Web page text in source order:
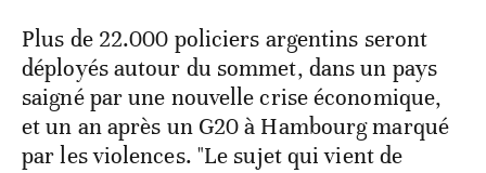
Plus de 22.000 policiers argentins seront
déployés autour du sommet, dans un pays
saigné par une nouvelle crise économique,
et un an après un G20 à Hambourg marqué
par les violences. "Le sujet qui vient de